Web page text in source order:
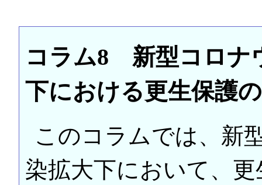
コラム8 新型コロナ
下における更生保護
このコラムでは、新
染拡大下において、